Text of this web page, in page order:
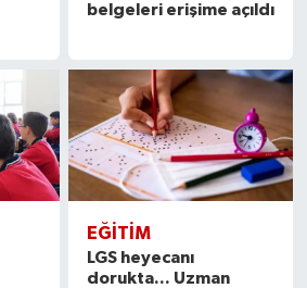
belgeleri erişime açıldı
EĞITIM
LGS heyecanı
dorukta... Uzman